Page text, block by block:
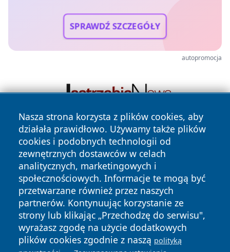
SPRAWDŹ SZCZEGÓŁY
autopromocja
Nasza strona korzysta z plików cookies, aby
działała prawidłowo. Używamy także plików
cookies i podobnych technologii od
zewnętrznych dostawców w celach
analitycznych, marketingowych i
społecznościowych. Informacje te mogą być
przetwarzane również przez naszych
partnerów. Kontynuując korzystanie ze
strony lub klikając „Przechodzę do serwisu",
wyrażasz zgodę na użycie dodatkowych
plików cookies zgodnie z naszą polityką
Copyright © 2026 kochamsiedlce.pl Wszystkie prawa
zastrzeżone.
Polityka Polityka